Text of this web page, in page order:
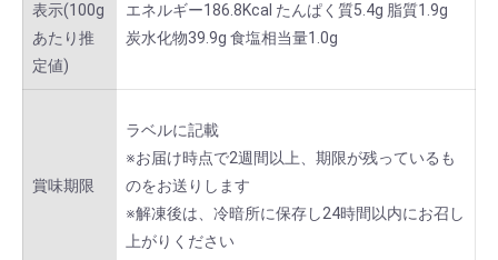
表示(100g
あたり推
定値)
エネルギー186.8Kcal たんぱく質5.4g 脂質1.9g
炭水化物39.9g 食塩相当量1.0g
賞味期限
ラベルに記載
※お届け時点で2週間以上、期限が残っているも
のをお送りします
※解凍後は、冷暗所に保存し24時間以内にお召し
上がりください